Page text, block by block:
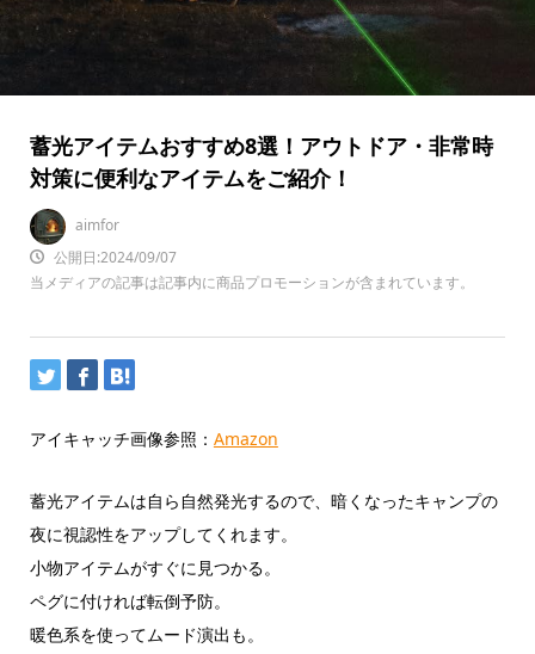
蓄光アイテムおすすめ8選！アウトドア・非常時
対策に便利なアイテムをご紹介！
aimfor
公開日:2024/09/07
当メディアの記事は記事内に商品プロモーションが含まれています。
アイキャッチ画像参照： Amazon
蓄光アイテムは自ら自然発光するので、暗くなったキャンプの
夜に視認性をアップしてくれます。
小物アイテムがすぐに見つかる。
ペグに付ければ転倒予防。
暖色系を使ってムード演出も。